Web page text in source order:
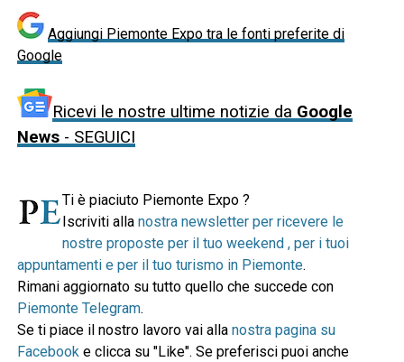
Aggiungi Piemonte Expo tra le fonti preferite di
Google
Ricevi le nostre ultime notizie da Google
News- SEGUICI
Ti è piaciuto Piemonte Expo ?
Iscriviti alla nostra newsletter per ricevere le
nostre proposte per il tuo weekend , per i tuoi
appuntamenti e per il tuo turismo in Piemonte.
Rimani aggiornato su tutto quello che succede con
Piemonte Telegram.
Se ti piace il nostro lavoro vai alla nostra pagina su
Facebooke clicca su "Like". Se preferisci puoi anche